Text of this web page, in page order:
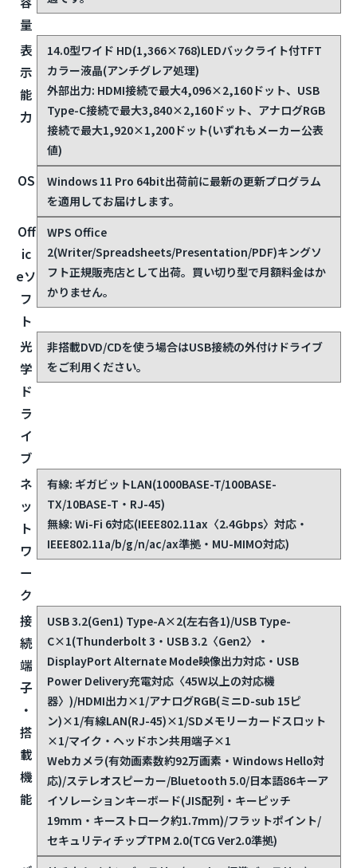
モ
メモリスロット2基※最大64GBまで増設・交換に対応し
ます。カート画面のオプションで32GB/64GBへの増設も
お選びいただけます。
記
憶
容
SSD 256GB(PCIe NVMe接続・標準暗号化機能付)
HDDや
SATA接続のSSDより高速な規格で、起動や読み込みが快
適です。
表
14.0型ワイド HD(1,366×768)LEDバックライト付TFT
カラー液晶(アンチグレア処理)
外部出力: HDMI接続で最大4,096×2,160ドット、USB
Type-C接続で最大3,840×2,160ドット、アナログRGB
接続で最大1,920×1,200ドット(いずれもメーカー公表
値)
OS Windows 11 Pro 64bit出荷前に最新の更新プログラム
を適用してお届けします。
Off
ic
eソ
フ
ト
WPS Office
2(Writer/Spreadsheets/Presentation/PDF)キングソ
学
ド
ラ
イ
非搭載DVD/CDを使う場合はUSB接続の外付けドライブ
をご利用ください。
ネ
ッ
ト
ワ
ー
ク
有線: ギガビットLAN(1000BASE-T/100BASE-
TX/10BASE-T・RJ-45)
無線: Wi-Fi 6対応(IEEE802.11ax〈2.4Gbps〉対応・
IEEE802.11a/b/g/n/ac/ax準拠・MU-MIMO対応)
接
続
端
USB 3.2(Gen1) Type-A×2(左右各1)/USB Type-
C×1(Thunderbolt 3・USB 3.2〈Gen2〉・
DisplayPort Alternate Mode映像出力対応・USB
Power Delivery充電対応〈45W以上の対応機
器〉)/HDMI出力×1/アナログRGB(ミニD-sub 15ピ
ン)×1/有線LAN(RJ-45)×1/SDメモリーカードスロット